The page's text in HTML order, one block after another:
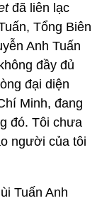
đã liên lạc
Tổng Biên
Anh Tuấn
đầy đủ
đại diện
Minh, đang
đó. Tôi chưa
người của tôi
Tuấn Anh